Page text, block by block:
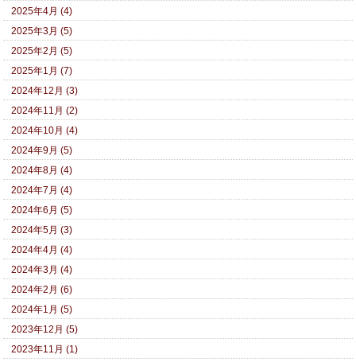
2025年4月 (4)
2025年3月 (5)
2025年2月 (5)
2025年1月 (7)
2024年12月 (3)
2024年11月 (2)
2024年10月 (4)
2024年9月 (5)
2024年8月 (4)
2024年7月 (4)
2024年6月 (5)
2024年5月 (3)
2024年4月 (4)
2024年3月 (4)
2024年2月 (6)
2024年1月 (5)
2023年12月 (5)
2023年11月 (1)